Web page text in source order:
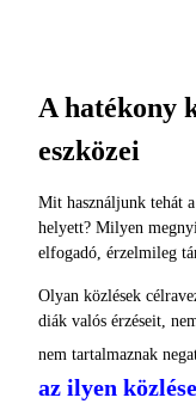
A hatékony
eszközei
Mit használjunk tehát
helyett? Milyen
elfogadó, érzelmileg
Olyan közlések
diák valós érzéseit,
nem tartalmaznak
az ilyen